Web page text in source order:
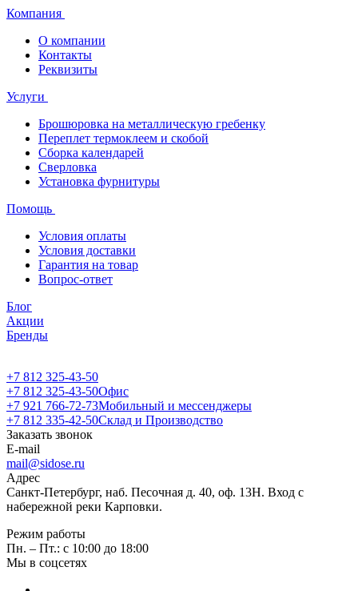
Компания
О компании
Контакты
Реквизиты
Услуги
Брошюровка на металлическую гребенку
Переплет термоклеем и скобой
Сборка календарей
Сверловка
Установка фурнитуры
Помощь
Условия оплаты
Условия доставки
Гарантия на товар
Вопрос-ответ
Блог
Акции
Бренды
+7 812 325-43-50
+7 812 325-43-50Офис
+7 921 766-72-73Мобильный и мессенджеры
+7 812 335-42-50Склад и Производство
Заказать звонок
E-mail
mail@sidose.ru
Адрес
Санкт-Петербург, наб. Песочная д. 40, оф. 13Н. Вход с
набережной реки Карповки.
Режим работы
Пн. – Пт.: с 10:00 до 18:00
Мы в соцсетях